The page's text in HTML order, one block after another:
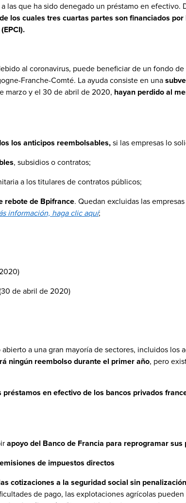
que ha sido denegado un préstamo en efectivo.
los cuales tres cuartas partes son financiados por
al coronavirus, puede beneficiar de un fondo
Franche-Comté. La ayuda consiste en una
marzo y el 30 de abril de 2020, hayan perdido al
los anticipos reembolsables,si las empresas lo
, subsidios o contratos;
a los titulares de contratos públicos;
rebote de Bpifrance. Quedan excluidas las
información, haga clic aquí;
de abril de 2020)
a una gran mayoría de sectores, incluidos los
ningún reembolso durante el primer año, pero
en efectivo de los bancos privados
apoyo del Banco de Francia para reprogramar sus
de impuestos directos
cotizaciones a la seguridad social sin penalización
de pago, las explotaciones agrícolas